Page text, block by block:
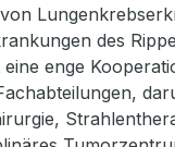
des
enge